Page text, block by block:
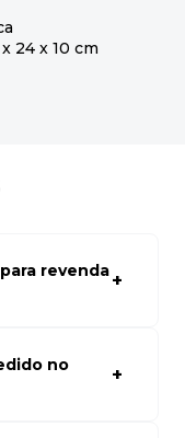
24 x 10 cm
revenda
preços
no